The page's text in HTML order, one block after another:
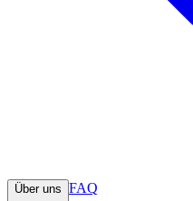
Über uns FAQ